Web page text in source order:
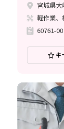
宮城県大
60761-00
キ